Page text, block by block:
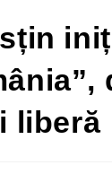
liberă